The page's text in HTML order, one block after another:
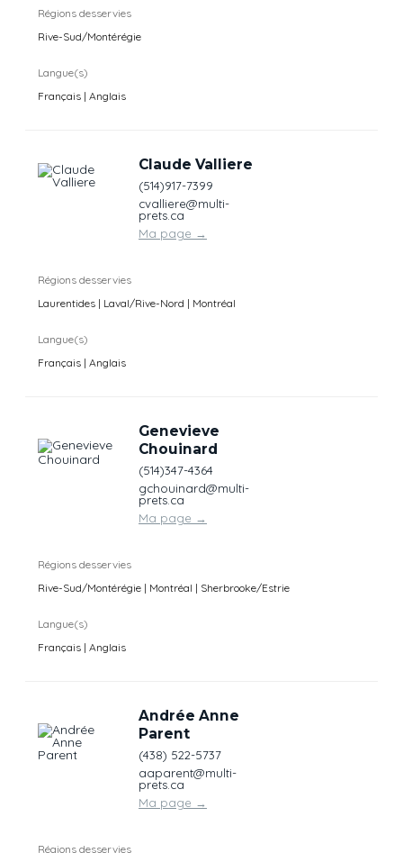
Régions desservies
Rive-Sud/Montérégie
Langue(s)
Français | Anglais
Claude Valliere
(514)917-7399
cvalliere@multi-
prets.ca
Ma page →
Régions desservies
Laurentides | Laval/Rive-Nord | Montréal
Langue(s)
Français | Anglais
Genevieve
Chouinard
(514)347-4364
gchouinard@multi-
prets.ca
Ma page →
Régions desservies
Rive-Sud/Montérégie | Montréal | Sherbrooke/Estrie
Langue(s)
Français | Anglais
Andrée Anne
Parent
(438) 522-5737
aaparent@multi-
prets.ca
Ma page →
Régions desservies